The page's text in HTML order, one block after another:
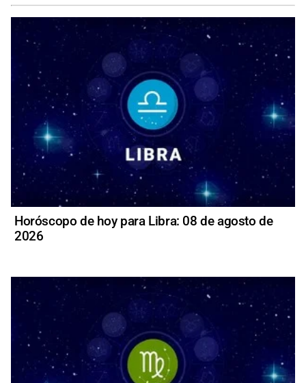
Horóscopo de hoy para Libra: 08 de agosto de
2026